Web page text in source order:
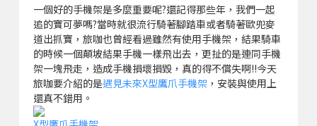
一個好的手機架是多麼重要呢?還記得那些年，我們一起
追的寶可夢嗎?當時就很流行騎著腳踏車或者騎著歐兜麥
道出抓寶，旅咖也曾經看過雖然有使用手機架，結果騎車
的時候一個顛坡結果手機一樣飛出去，更扯的是連同手機
架一塊飛走，造成手機損壞損毀，真的得不償失啊!!今天
旅咖要介紹的是遇見未來X型鷹爪手機架 ，安裝與使用上
還真不錯用。